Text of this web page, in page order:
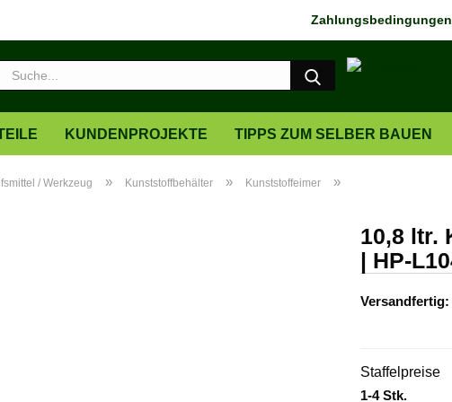
Suche...
KUNDENPROJEKTE TIPPS ZUM SELBER BAUEN
/ Werkzeug » Kunststoffbehälter » Kunststoffeimer »
10,8 ltr.
| HP-
Versandfertig:
Staffelpreise
1-4 Stk.